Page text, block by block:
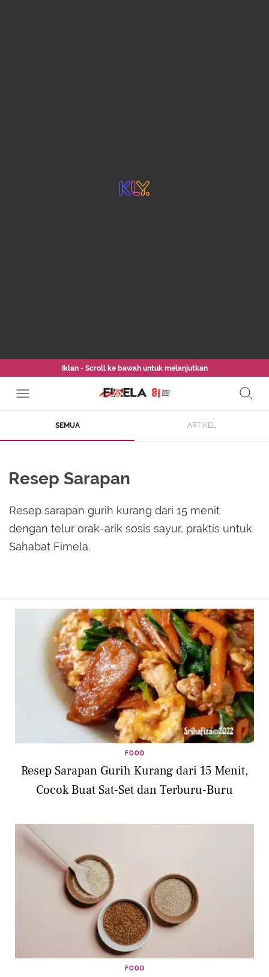
Iklan - Scroll ke bawah untuk melanjutkan
SEMUA ARTIKEL
Resep Sarapan
Resep sarapan gurih kurang dari 15 menit
dengan telur orak-arik sosis sayur, praktis untuk
Sahabat Fimela.
FOOD
Resep Sarapan Gurih Kurang dari 15 Menit,
Cocok Buat Sat-Set dan Terburu-Buru
FOOD